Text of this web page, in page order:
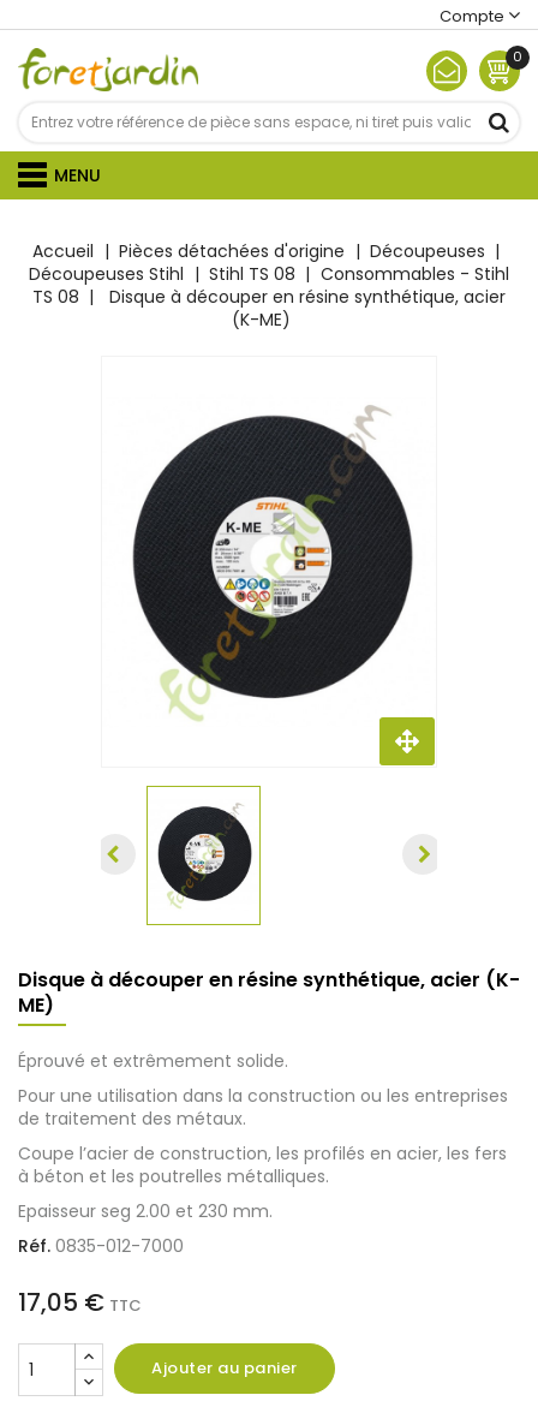
Compte
0
MENU
Accueil Pièces détachées d'origine
Découpeuses
Découpeuses Stihl
Stihl TS 08
Consommables - Stihl
TS 08
Disque à découper en résine synthétique, acier
(K-ME)
Disque à découper en résine synthétique, acier (K-
ME)
Éprouvé et extrêmement solide.
Pour une utilisation dans la construction ou les entreprises
de traitement des métaux.
Coupe l’acier de construction, les profilés en acier, les fers
à béton et les poutrelles métalliques.
Epaisseur seg 2.00 et 230 mm.
Réf. 0835-012-7000
17,05 € TTC
Ajouter au panier